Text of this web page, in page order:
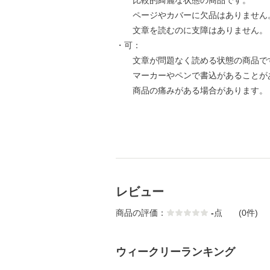
ページやカバーに欠品はありません
文章を読むのに支障はありません。
・可：
文章が問題なく読める状態の商品で
マーカーやペンで書込があることが
商品の痛みがある場合があります。
レビュー
商品の評価： -点 (0件)
ウィークリーランキング